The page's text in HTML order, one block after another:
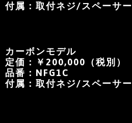
付属：取付ネジ/スペーサー
カーボンモデル
定価：￥200,000（税別）
品番：NFG1C
付属：取付ネジ/スペーサー